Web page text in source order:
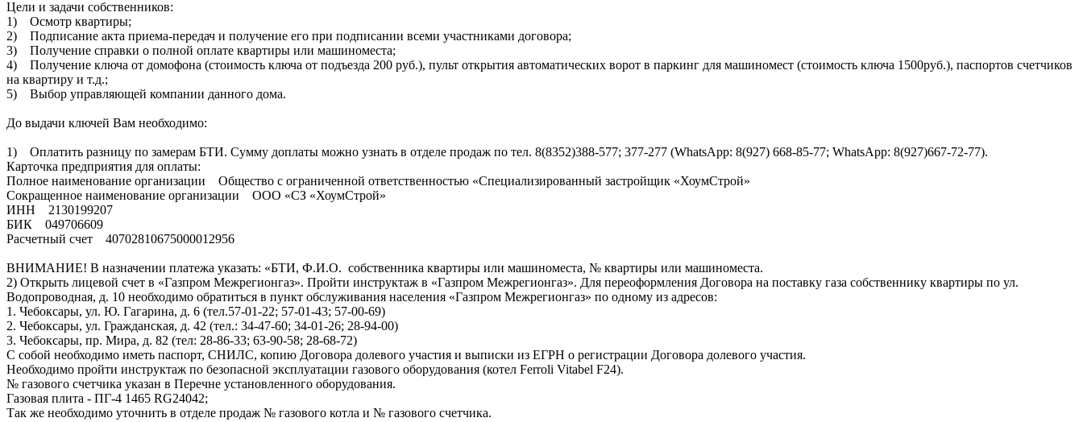
Цели и задачи собственников:
1) Осмотр квартиры;
2) Подписание акта приема-передач и получение его при подписании всеми участниками договора;
3) Получение справки о полной оплате квартиры или машиноместа;
4) Получение ключа от домофона (стоимость ключа от подъезда 200 руб.), пульт открытия автоматических ворот в паркинг для машиномест (стоимость ключа 1500руб.), паспортов счетчиков
на квартиру и т.д.;
5) Выбор управляющей компании данного дома.
До выдачи ключей Вам необходимо:
1) Оплатить разницу по замерам БТИ. Сумму доплаты можно узнать в отделе продаж по тел. 8(8352)388-577; 377-277 (WhatsApp: 8(927) 668-85-77; WhatsApp: 8(927)667-72-77).
Карточка предприятия для оплаты:
Полное наименование организации Общество с ограниченной ответственностью «Специализированный застройщик «ХоумСтрой»
Сокращенное наименование организации ООО «СЗ «ХоумСтрой»
ИНН 2130199207
БИК 049706609
Расчетный счет 40702810675000012956
ВНИМАНИЕ! В назначении платежа указать: «БТИ, Ф.И.О. собственника квартиры или машиноместа, № квартиры или машиноместа.
2) Открыть лицевой счет в «Газпром Межрегионгаз». Пройти инструктаж в «Газпром Межрегионгаз». Для переоформления Договора на поставку газа собственнику квартиры по ул.
Водопроводная, д. 10 необходимо обратиться в пункт обслуживания населения «Газпром Межрегионгаз» по одному из адресов:
1. Чебоксары, ул. Ю. Гагарина, д. 6 (тел.57-01-22; 57-01-43; 57-00-69)
2. Чебоксары, ул. Гражданская, д. 42 (тел.: 34-47-60; 34-01-26; 28-94-00)
3. Чебоксары, пр. Мира, д. 82 (тел: 28-86-33; 63-90-58; 28-68-72)
С собой необходимо иметь паспорт, СНИЛС, копию Договора долевого участия и выписки из ЕГРН о регистрации Договора долевого участия.
Необходимо пройти инструктаж по безопасной эксплуатации газового оборудования (котел Ferroli Vitabel F24).
№ газового счетчика указан в Перечне установленного оборудования.
Газовая плита - ПГ-4 1465 RG24042;
Так же необходимо уточнить в отделе продаж № газового котла и № газового счетчика.